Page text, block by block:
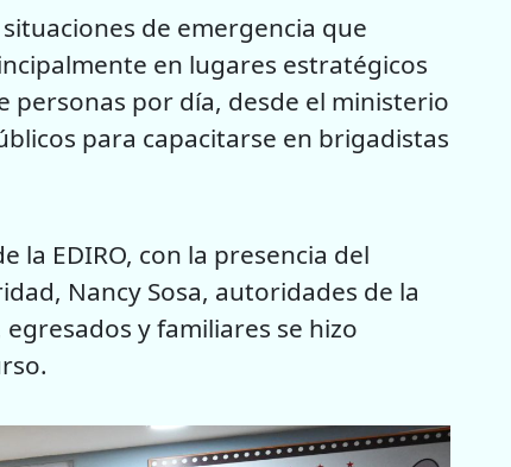
de emergencia que
en lugares estratégicos
personas por día, desde el ministerio
para capacitarse en brigadistas
la EDIRO, con la presencia del
Nancy Sosa, autoridades de la
y familiares se hizo